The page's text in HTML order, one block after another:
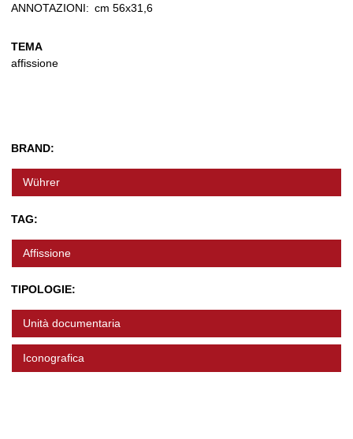
ANNOTAZIONI: cm 56x31,6
TEMA
affissione
BRAND:
Wührer
TAG:
Affissione
TIPOLOGIE:
Unità documentaria
Iconografica